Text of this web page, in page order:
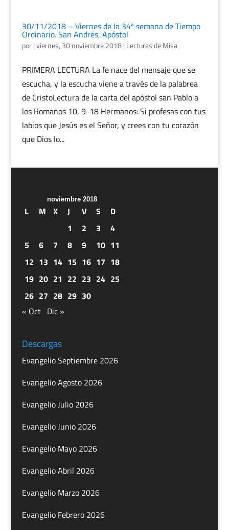
30/11/2018 – Viernes de la 34ª semana de Tiempo
Ordinario. San Andrés, Apóstol
por|viernes, 30 noviembre 2018| Lecturas de Misa
PRIMERA LECTURA La fe nace del mensaje que se
escucha, y la escucha viene a través de la palabrea
de CristoLectura de la carta del apóstol san Pablo a
los Romanos 10, 9-18 Hermanos: Si profesas con tus
labios que Jesús es el Señor, y crees con tu corazón
que Dios lo...
noviembre 2018
L M X J V S
D
1
2 3
4
5
6 7 8 9 10 11
12 13 14 15 16 17 18
19 20 21 22 23 24 25
26 27 28 29 30
« Oct Dic »
Descargas
Evangelio Septiembre 2026
Evangelio Agosto 2026
Evangelio Julio 2026
Evangelio Junio 2026
Evangelio Mayo 2026
Evangelio Abril 2026
Evangelio Marzo 2026
Evangelio Febrero 2026